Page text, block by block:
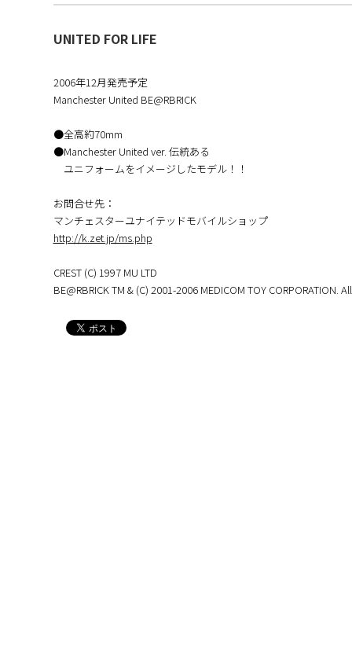
UNITED FOR LIFE
2006年12月発売予定
Manchester United BE@RBRICK
●全高約70mm
●Manchester United ver. 伝統ある
ユニフォームをイメージしたモデル！！
お問合せ先：
マンチェスターユナイテッドモバイルショップ
http://k.zet.jp/ms.php
CREST (C) 1997 MU LTD
BE@RBRICK TM & (C) 2001-2006 MEDICOM TOY CORPORATION.